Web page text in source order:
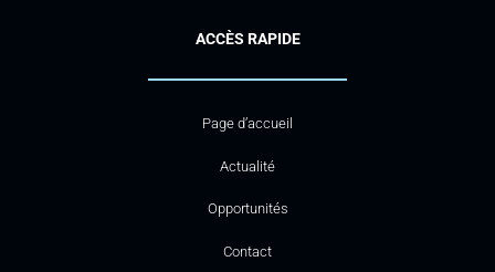
ACCÈS RAPIDE
Page d’accueil
Actualité
Opportunités
Contact